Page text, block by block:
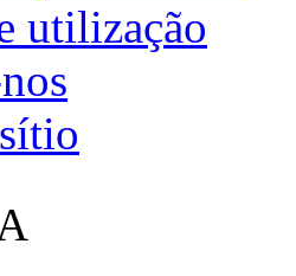
utilização